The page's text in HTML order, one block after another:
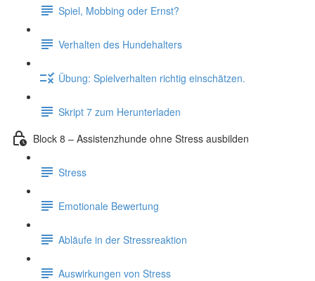
Spiel, Mobbing oder Ernst?
Verhalten des Hundehalters
Übung: Spielverhalten richtig einschätzen.
Skript 7 zum Herunterladen
Block 8 – Assistenzhunde ohne Stress ausbilden
Stress
Emotionale Bewertung
Abläufe in der Stressreaktion
Auswirkungen von Stress